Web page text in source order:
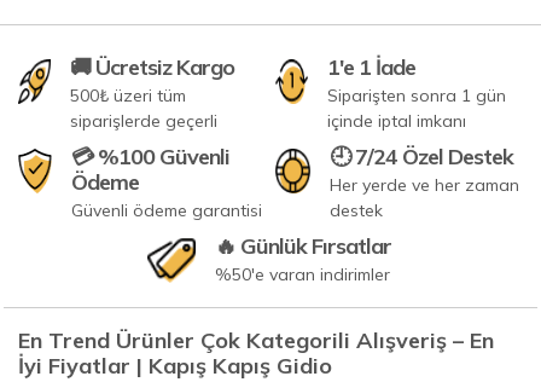
🚚 Ücretsiz Kargo
500₺ üzeri tüm
siparişlerde geçerli
1'e 1 İade
Siparişten sonra 1 gün
içinde iptal imkanı
💳 %100 Güvenli
Ödeme
Güvenli ödeme garantisi
🕘 7/24 Özel Destek
Her yerde ve her zaman
destek
🔥 Günlük Fırsatlar
%50'e varan indirimler
En Trend Ürünler Çok Kategorili Alışveriş – En
İyi Fiyatlar | Kapış Kapış Gidio